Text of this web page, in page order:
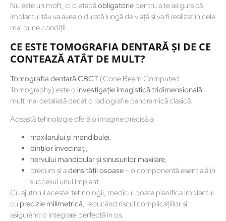
Nu este un moft, ci o etapăobligatorie pentru a te asigura că
implantul tău va avea o durată lungă de viață și va fi realizat în cele
mai bune condiții.
CE ESTE TOMOGRAFIA DENTARĂ ȘI DE CE
CONTEAZĂ ATÂT DE MULT?
Tomografia dentară CBCT (Cone Beam Computed
Tomography) este o investigație imagistică tridimensională,
mult mai detaliată decât o radiografie panoramică clasică.
Această tehnologie oferă o imagine precisă a:
maxilarului și mandibulei,
dinților învecinați,
nervului mandibular și sinusurilor maxilare,
precum și adensității osoase – o componentă esențială în
succesul unui implant.
Cu ajutorul acestei tehnologii, medicul poate planifica implantul
cu precizie milimetrică, reducând riscul complicațiilor și
asigurând o integrare perfectă în os.